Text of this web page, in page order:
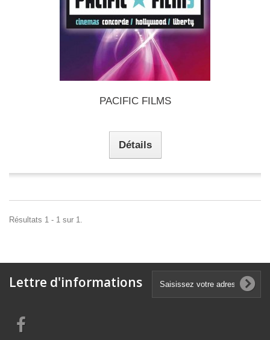
PACIFIC FILMS
Détails
Résultats 1 - 1 sur 1.
Lettre d'informations